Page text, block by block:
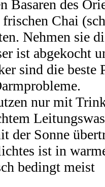
Basaren des
Chai
Nehmen sie
ist abgekocht
sind die beste
nur mit
der Sonne
ist in
bedingt meist